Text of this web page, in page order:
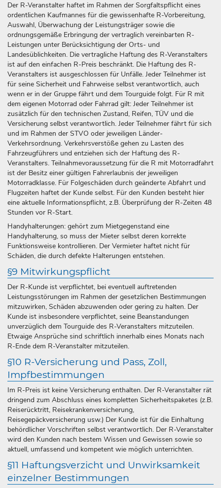
Der R-Veranstalter haftet im Rahmen der Sorgfaltspflicht eines
ordentlichen Kaufmannes für die gewissenhafte R-Vorbereitung,
Auswahl, Überwachung der Leistungsträger sowie die
ordnungsgemäße Erbringung der vertraglich vereinbarten R-
Leistungen unter Berücksichtigung der Orts- und
Landesüblichkeiten. Die vertragliche Haftung des R-Veranstalters
ist auf den einfachen R-Preis beschränkt. Die Haftung des R-
Veranstalters ist ausgeschlossen für Unfälle. Jeder Teilnehmer ist
für seine Sicherheit und Fahrweise selbst verantwortlich, auch
wenn er in der Gruppe fährt und dem Tourguide folgt. Für R mit
dem eigenen Motorrad oder Fahrrad gilt: Jeder Teilnehmer ist
zusätzlich für den technischen Zustand, Reifen, TÜV und die
Versicherung selbst verantwortlich. Jeder Teilnehmer fährt für sich
und im Rahmen der STVO oder jeweiligen Länder-
Verkehrsordnung. Verkehrsverstöße gehen zu Lasten des
Fahrzeugführers und entziehen sich der Haftung des R-
Veranstalters. Teilnahmevoraussetzung für die R mit Motorradfahrt
ist der Besitz einer gültigen Fahrerlaubnis der jeweiligen
Motorradklasse. Für Folgeschäden durch geänderte Abfahrt und
Flugzeiten haftet der Kunde selbst. Für den Kunden besteht hier
eine aktuelle Informationspflicht, z.B. Überprüfung der R-Zeiten 48
Stunden vor R-Start.
Handyhalterungen: gehört zum Mietgegenstand eine
Handyhalterung, so muss der Mieter selbst deren korrekte
Funktionsweise kontrollieren. Der Vermieter haftet nicht für
Schäden, die durch defekte Halterungen entstehen.
§9 Mitwirkungspflicht
Der R-Kunde ist verpflichtet, bei eventuell auftretenden
Leistungsstörungen im Rahmen der gesetzlichen Bestimmungen
mitzuwirken, Schäden abzuwenden oder gering zu halten. Der
Kunde ist insbesondere verpflichtet, seine Beanstandungen
unverzüglich dem Tourguide des R-Veranstalters mitzuteilen.
Etwaige Ansprüche sind schriftlich innerhalb eines Monats nach
R-Ende dem R-Veranstalter mitzuteilen.
§10 R-Versicherung und Pass, Zoll,
Impfbestimmungen
Im R-Preis ist keine Versicherung enthalten. Der R-Veranstalter rät
dringend zum Abschluss eines kompletten Sicherheitspaketes (z.B.
Reiserücktritt, Reisekrankenversicherung,
Reisegepäckversicherung usw.) Der Kunde ist für die Einhaltung
behördlicher Vorschriften selbst verantwortlich. Der R-Veranstalter
wird den Kunden nach bestem Wissen und Gewissen sowie so
aktuell, umfassend und kompetent wie möglich unterrichten.
§11 Haftungsverzicht und Unwirksamkeit
einzelner Bestimmungen